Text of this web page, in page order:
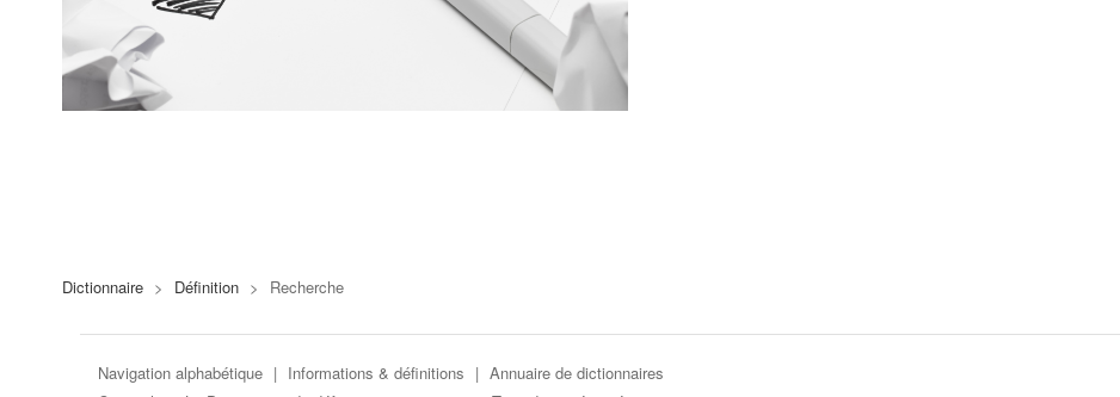
Dictionnaire > Définition > Recherche
Navigation alphabétique | Informations & définitions | Annuaire de dictionnaires